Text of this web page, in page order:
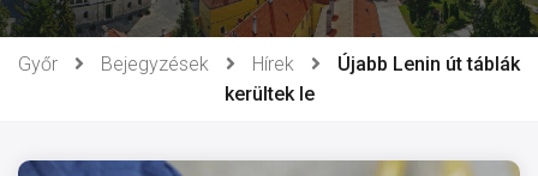
Győr Bejegyzések Hírek
Újabb Lenin út táblák
kerültek le